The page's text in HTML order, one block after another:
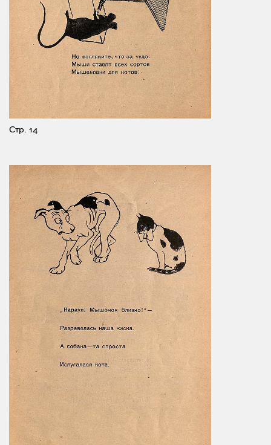
Стр. 14